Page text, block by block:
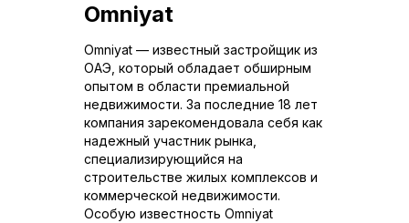
Omniyat
Omniyat — известный застройщик из
ОАЭ, который обладает обширным
опытом в области премиальной
недвижимости. За последние 18 лет
компания зарекомендовала себя как
надежный участник рынка,
специализирующийся на
строительстве жилых комплексов и
коммерческой недвижимости.
Особую известность Omniyat